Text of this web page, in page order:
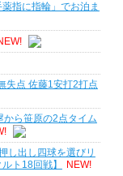
指に指輪」でお泊ま
失点 佐藤1安打2打点
から笹原の2点タイム
し出し四球を選びリ
ト18回戦】
NEW!